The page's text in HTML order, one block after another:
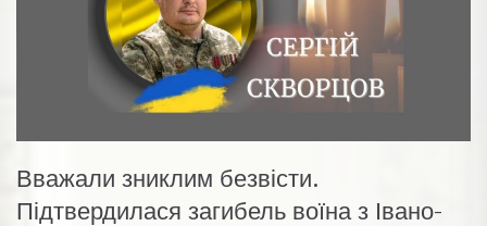
Вважали зниклим безвісти.
Підтвердилася загибель воїна з Івано-